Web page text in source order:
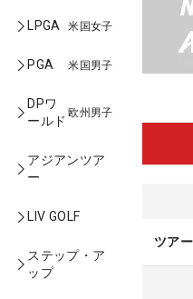
LPGA 米国女子
PGA 米国男子
DPワ
ールド
欧州男子
アジアンツア
ー
LIV GOLF
ステップ・ア
ップ
ツア